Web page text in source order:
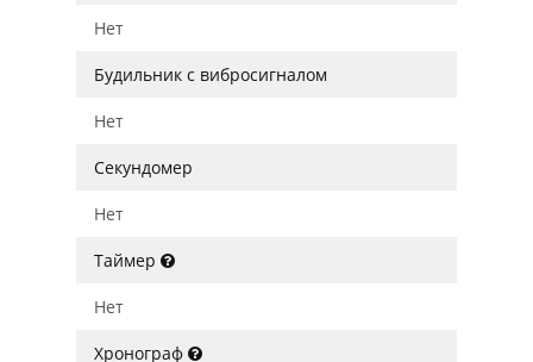
Нет
Будильник с вибросигналом
Нет
Секундомер
Нет
Таймер
Нет
Хронограф